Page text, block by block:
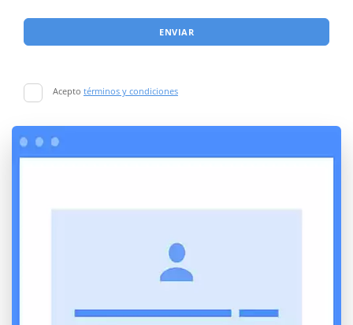
ENVIAR
Acepto términos y condiciones